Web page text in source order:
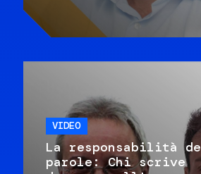
VIDEO
La responsabilità
parole: Chi scrive